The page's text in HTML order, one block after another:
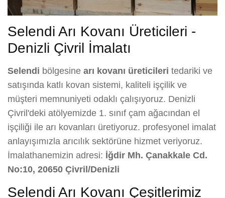
Selendi Arı Kovanı Üreticileri -
Denizli Çivril İmalatı
Selendi bölgesine arı kovanı üreticileri tedariki ve
satışında katlı kovan sistemi, kaliteli işçilik ve
müşteri memnuniyeti odaklı çalışıyoruz. Denizli
Çivril'deki atölyemizde 1. sınıf çam ağacından el
işçiliği ile arı kovanları üretiyoruz. profesyonel imalat
anlayışımızla arıcılık sektörüne hizmet veriyoruz.
İmalathanemizin adresi: İğdir Mh. Çanakkale Cd.
No:10, 20650 Çivril/Denizli
Selendi Arı Kovanı Çeşitlerimiz